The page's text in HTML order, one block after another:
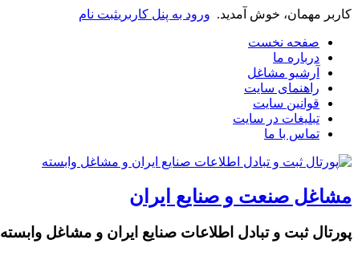
کاربر مهمان، خوش آمدید. ورود به پنل کاربریثبت نام
صفحه نخست
درباره ما
آرشیو مشاغل
راهنمای سایت
قوانین سایت
تبلیغات در سایت
تماس با ما
مشاغل صنعت و صنایع ایران
پورتال ثبت و تبادل اطلاعات صنایع ایران و مشاغل وابسته